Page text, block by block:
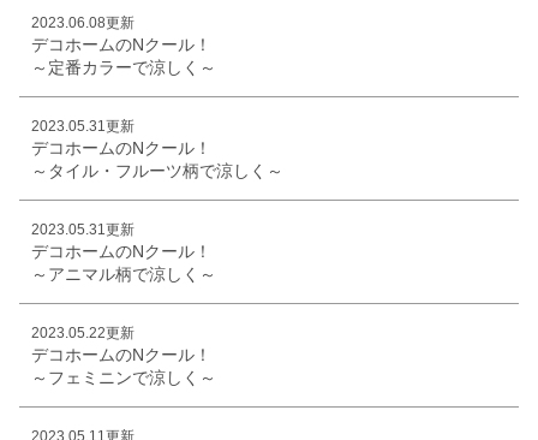
2023.06.08更新
デコホームのNクール！
～定番カラーで涼しく～
2023.05.31更新
デコホームのNクール！
～タイル・フルーツ柄で涼しく～
2023.05.31更新
デコホームのNクール！
～アニマル柄で涼しく～
2023.05.22更新
デコホームのNクール！
～フェミニンで涼しく～
2023.05.11更新